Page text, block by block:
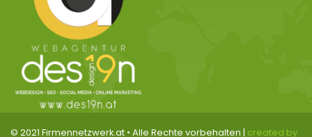
© 2021 Firmennetzwerk.at • Alle Rechte vorbehalten | created by